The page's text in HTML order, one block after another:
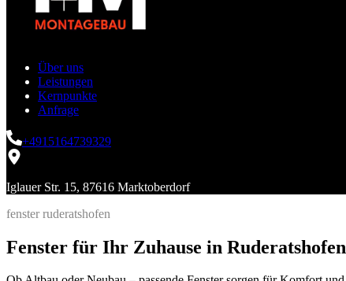
Über uns
Leistungen
Kernpunkte
Anfrage
+4915164739329
Iglauer Str. 15, 87616 Marktoberdorf
fenster ruderatshofen
Fenster für Ihr Zuhause in Ruderatshofen